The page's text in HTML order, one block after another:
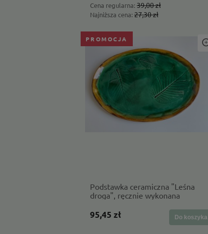
Cena regularna: 39,00 zł
Najniższa cena: 27,30 zł
Podstawka ceramiczna "Leśna
droga", ręcznie wykonana
95,45 zł Do koszyka
PROMOCJA